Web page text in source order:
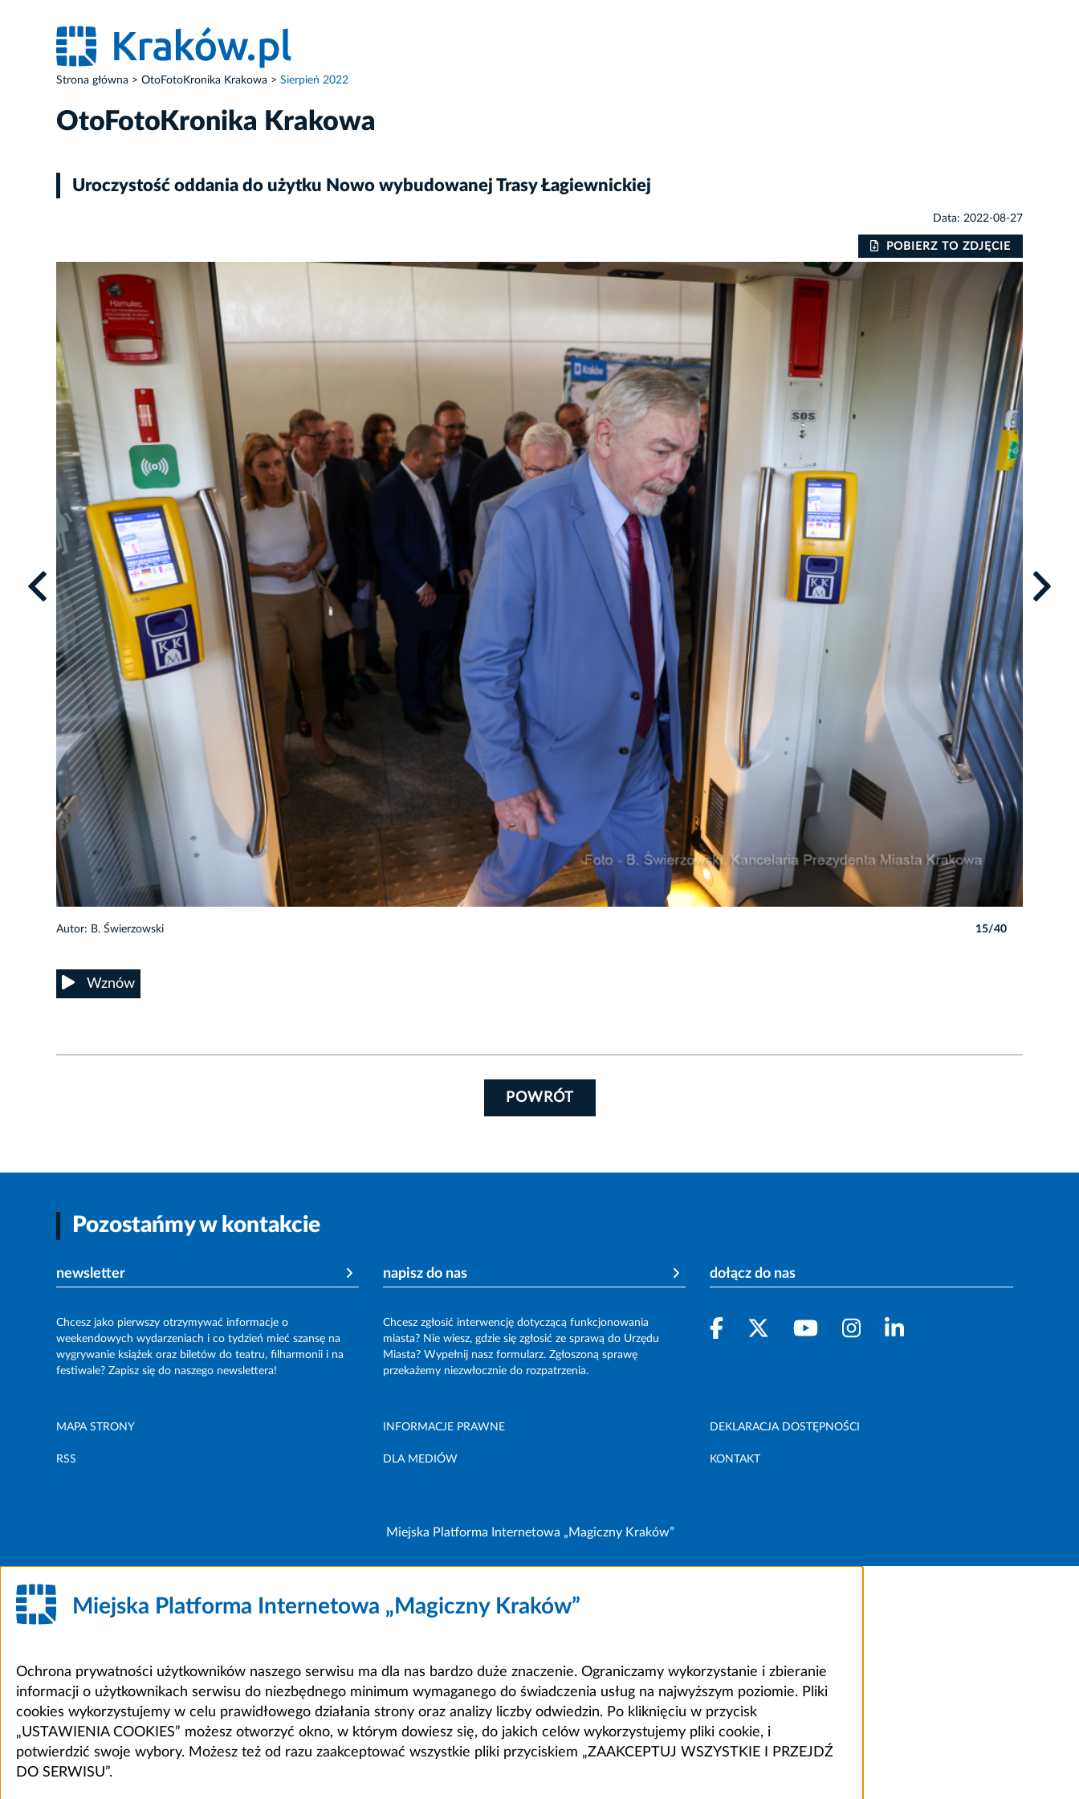
Strona główna OtoFotoKronika Krakowa Sierpień 2022
OtoFotoKronika Krakowa
Uroczystość oddania do użytku Nowo wybudowanej Trasy Łagiewnickiej
Data: 2022-08-27
POBIERZ TO ZDJĘCIE
Autor: B. Świerzowski 15/40
Wznów
POWRÓT
Pozostańmy w kontakcie
newsletter
Chcesz jako pierwszy otrzymywać informacje o
weekendowych wydarzeniach i co tydzień mieć szansę na
wygrywanie książek oraz biletów do teatru, filharmonii i na
festiwale? Zapisz się do naszego newslettera!
napisz do nas
Chcesz zgłosić interwencję dotyczącą funkcjonowania
miasta? Nie wiesz, gdzie się zgłosić ze sprawą do Urzędu
Miasta? Wypełnij nasz formularz. Zgłoszoną sprawę
przekażemy niezwłocznie do rozpatrzenia.
dołącz do nas
MAPA STRONY INFORMACJE PRAWNE DEKLARACJA DOSTĘPNOŚCI
RSS DLA MEDIÓW KONTAKT
Miejska Platforma Internetowa „Magiczny Kraków”
Miejska Platforma Internetowa „Magiczny Kraków”
Ochrona prywatności użytkowników naszego serwisu ma dla nas bardzo duże znaczenie. Ograniczamy wykorzystanie i zbieranie
informacji o użytkownikach serwisu do niezbędnego minimum wymaganego do świadczenia usług na najwyższym poziomie. Pliki
cookies wykorzystujemy w celu prawidłowego działania strony oraz analizy liczby odwiedzin. Po kliknięciu w przycisk
„USTAWIENIA COOKIES” możesz otworzyć okno, w którym dowiesz się, do jakich celów wykorzystujemy pliki cookie, i
potwierdzić swoje wybory. Możesz też od razu zaakceptować wszystkie pliki przyciskiem „ZAAKCEPTUJ WSZYSTKIE I PRZEJDŹ
DO SERWISU”.